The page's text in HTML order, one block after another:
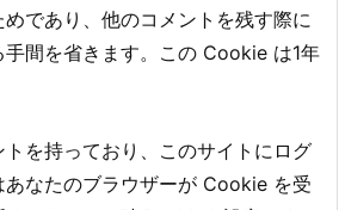
であり、他のコメントを残す際に
間を省きます。この Cookie は1年
を持っており、このサイトにログ
あなたのブラウザーが Cookie を受